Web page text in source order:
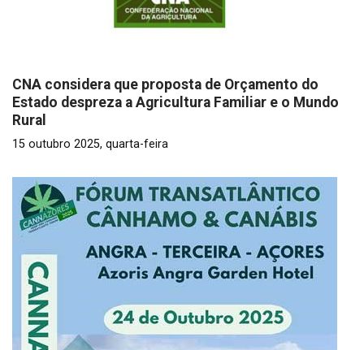
CNA considera que proposta de Orçamento do
Estado despreza a Agricultura Familiar e o Mundo
Rural
15 outubro 2025, quarta-feira